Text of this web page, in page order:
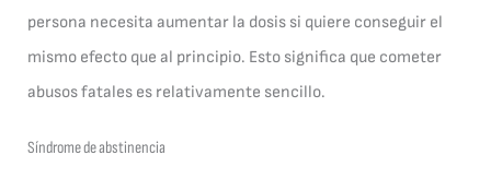
persona necesita aumentar la dosis si quiere conseguir el
mismo efecto que al principio. Esto significa que cometer
abusos fatales es relativamente sencillo.
Síndrome de abstinencia